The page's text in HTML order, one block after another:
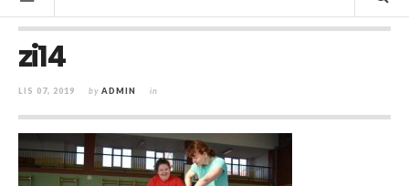
zi14
LIS 07, 2019 by ADMIN in